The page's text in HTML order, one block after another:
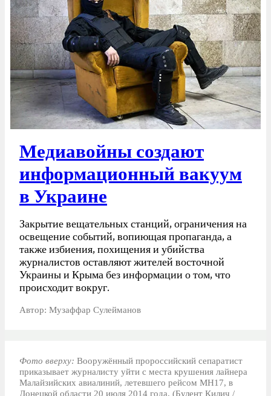
Медиавойны создают
информационный вакуум
в Украине
Закрытие вещательных станций, ограничения на
освещение событий, вопиющая пропаганда, а
также избиения, похищения и убийства
журналистов оставляют жителей восточной
Украины и Крыма без информации о том, что
происходит вокруг.
Автор: Музаффар Сулейманов
Фото вверху: Вооружённый пророссийский сепаратист
приказывает журналисту уйти с места крушения лайнера
Малайзийских авиалиний, летевшего рейсом MH17, в
Донецкой области 20 июля 2014 года. (Булент Килич /